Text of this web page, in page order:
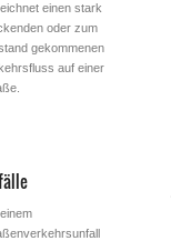
einen stark
oder zum
gekommenen
auf einer